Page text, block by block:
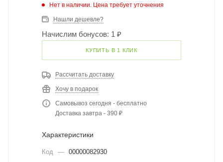
Нет в наличии. Цена требует уточнения
Нашли дешевле?
Начислим бонусов: 1 ₽
КУПИТЬ В 1 КЛИК
Рассчитать доставку
Хочу в подарок
Самовывоз сегодня - бесплатно
Доставка завтра - 390 ₽
Характеристики
Код — 00000082930